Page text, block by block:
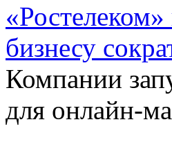
бизнесу
Компании
для онлайн-